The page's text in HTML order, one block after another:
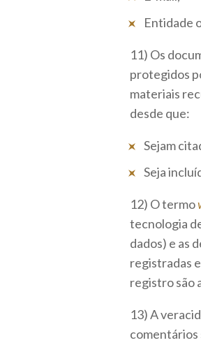
Entidade
11) Os
protegidos
materiais
desde que:
Sejam
Seja
12) O termo
tecnologia
dados) e as
registradas
registro são
13) A
comentários